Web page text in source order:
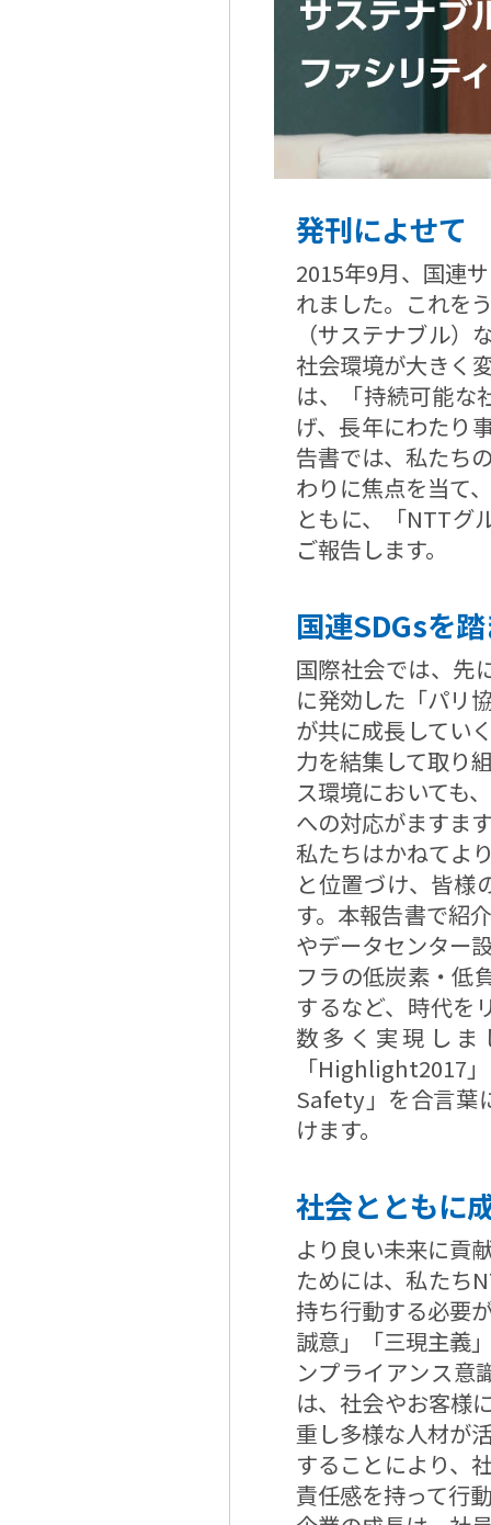
発刊によせて
2015年9月、国連
れました。これを
（サステナブル
社会環境が大きく
は、「持続可能な
げ、長年にわたり
告書では、私たち
わりに焦点を当て
ともに、「NTTグ
ご報告します。
国連SDGsを
国際社会では、先
に発効した「パリ
が共に成長してい
力を結集して取り
ス環境においても
への対応がますま
私たちはかねてよ
と位置づけ、皆様
す。本報告書で紹
やデータセンター
フラの低炭素・低
するなど、時代を
数多く実現しま
「Highlight2017
Safety」を合言葉
けます。
社会とともに
より良い未来に貢
ためには、私たち
持ち行動する必要
誠意」「三現主義
ンプライアンス意
は、社会やお客様
重し多様な人材が
することにより、
責任感を持って行